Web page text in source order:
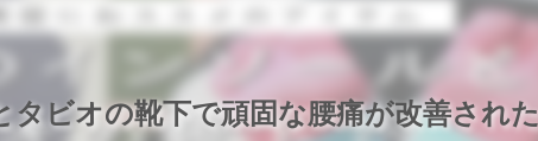
ビオの靴下で頑固な腰痛が改善された